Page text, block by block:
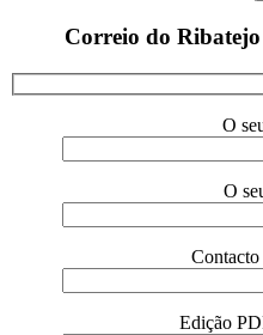
Correio do
O
O
Edição